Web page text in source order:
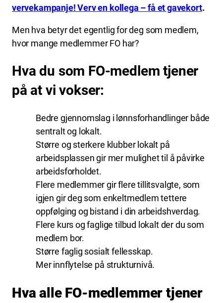
vervekampanje! Verv en kollega – få et gavekort.
Men hva betyr det egentlig for deg som medlem,
hvor mange medlemmer FO har?
Hva du som FO-medlem tjener
på at vi vokser:
Bedre gjennomslag i lønnsforhandlinger både
sentralt og lokalt.
Større og sterkere klubber lokalt på
arbeidsplassen gir mer mulighet til å påvirke
arbeidsforholdet.
Flere medlemmer gir flere tillitsvalgte, som
igjen gir deg som enkeltmedlem tettere
oppfølging og bistand i din arbeidshverdag.
Flere kurs og faglige tilbud lokalt der du som
medlem bor.
Større faglig sosialt fellesskap.
Mer innflytelse på strukturnivå.
Hva alle FO-medlemmer tjener